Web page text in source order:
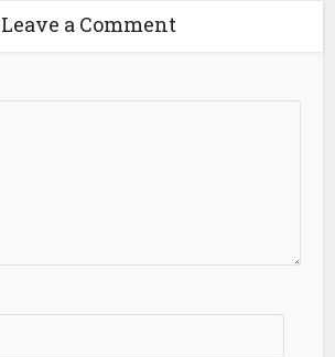
Leave a Comment